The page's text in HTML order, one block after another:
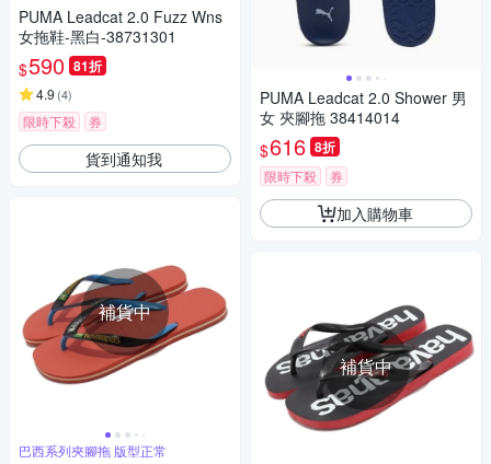
PUMA Leadcat 2.0 Fuzz Wns
女拖鞋-黑白-38731301
$590 81折
4.9 (4)
限時下殺 券
貨到通知我
補貨中
巴西系列夾腳拖 版型正常
PUMA Leadcat 2.0 Shower 男
女 夾腳拖 38414014
$616 8折
限時下殺 券
加入購物車
補貨中